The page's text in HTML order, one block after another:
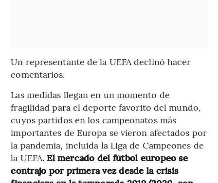
Un representante de la UEFA declinó hacer
comentarios.
Las medidas llegan en un momento de
fragilidad para el deporte favorito del mundo,
cuyos partidos en los campeonatos más
importantes de Europa se vieron afectados por
la pandemia, incluida la Liga de Campeones de
la UEFA. El mercado del fútbol europeo se
contrajo por primera vez desde la crisis